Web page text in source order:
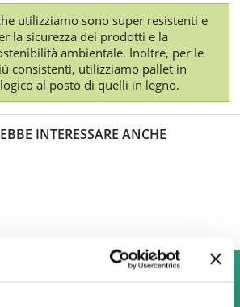
utilizziamo sono super resistenti e
la sicurezza dei prodotti e la
ambientale. Inoltre, per le
consistenti, utilizziamo pallet in
al posto di quelli in legno.
INTERESSARE ANCHE
IMBALLAGGI RESISTENTI ED ECOLOGICI